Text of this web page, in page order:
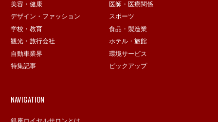
美容・健康
医師・医療関係
デザイン・ファッション
スポーツ
学校・教育
食品・製造業
観光・旅行会社
ホテル・旅館
自動車業界
環境サービス
特集記事
ピックアップ
NAVIGATION